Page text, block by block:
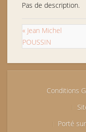
Pas de description.
« Jean Michel
POUSSIN
Conditions
Porté